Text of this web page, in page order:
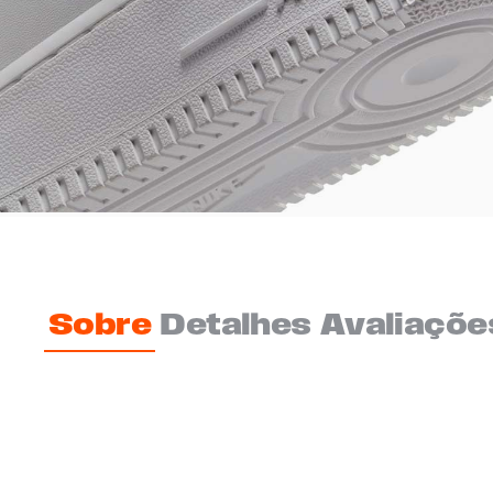
Sobre Detalhes